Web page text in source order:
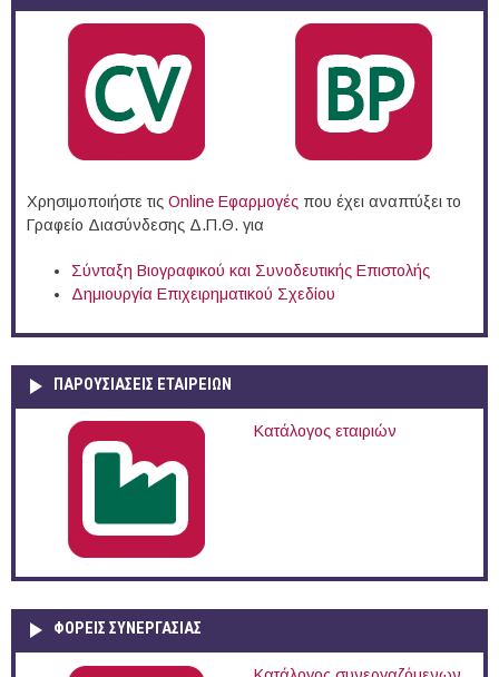
Χρησιμοποιήστε τις Online Eφαρμογές που έχει αναπτύξει το
Γραφείο Διασύνδεσης Δ.Π.Θ. για
Σύνταξη Βιογραφικού και Συνοδευτικής Επιστολής
Δημιουργία Επιχειρηματικού Σχεδίου
ΠΑΡΟΥΣΙΆΣΕΙΣ ΕΤΑΙΡΕΙΏΝ
Κατάλογος εταιριών
ΦΟΡΕΙΣ ΣΥΝΕΡΓΑΣΙΑΣ